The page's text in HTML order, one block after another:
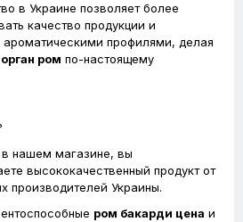
в Украине позволяет более
качество продукции и
ароматическими профилями, делая
ром по-настоящему
в нашем магазине, вы
высококачественный продукт от
производителей Украины.
ром бакарди цена и